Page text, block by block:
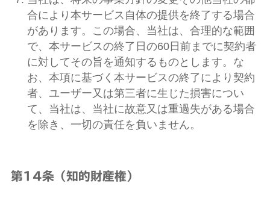
合により本サービス自体の提供を終了する場合
があります。この場合、当社は、合理的な範囲
で、本サービスの終了日の60日前までに契約者
に対してその旨を通知するものとします。な
お、本項に基づく本サービスの終了により契約
者、ユーザー又は第三者に生じた損害につい
て、当社は、当社に故意又は重過失がある場合
を除き、一切の責任を負いません。
第14条（知的財産権）